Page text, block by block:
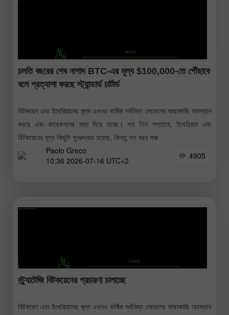
চলতি বছরের শেষ নাগাদ BTC-এর মূল্য $100,000-তে পৌঁছাবে
বলে প্রত্যাশা করছে স্ট্যান্ডার্ড চার্টার্ড
বিটকয়েন এবং ইথেরিয়ামের মূল্য এখনও বার্ষিক সর্বনিম্ন লেভেলের কাছাকাছি অবস্থান
করছে এবং কারেকশনের মধ্য দিয়ে যাচ্ছে। গত তিন সপ্তাহে, ইথেরিয়াম এবং
বিটকয়েনের মূল্য কিছুটা পুনরুদ্ধার হয়েছে, কিন্তু গত বছর শুরু
Paolo Greco
10:36 2026-07-16 UTC+2
4905
স্ট্র্যাটেজি বিটকয়েনের প্রচারণা চালাচ্ছে
বিটকয়েন এবং ইথেরিয়ামের মূল্য এখনও বার্ষিক সর্বনিম্ন লেভেলের কাছাকাছি অবস্থান